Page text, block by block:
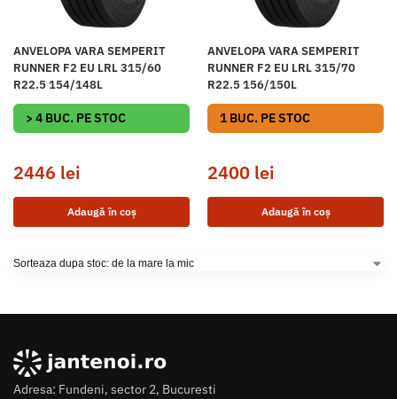
ANVELOPA VARA SEMPERIT
RUNNER F2 EU LRL 315/60
R22.5 154/148L
> 4 BUC. PE STOC
2446 lei
Adaugă în coș
ANVELOPA VARA SEMPERIT
RUNNER F2 EU LRL 315/70
R22.5 156/150L
1 BUC. PE STOC
2400 lei
Adaugă în coș
Adresa: Fundeni, sector 2, Bucuresti